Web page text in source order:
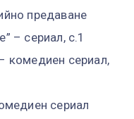
предаване
– сериал, с.1
комедиен сериал,
сериал